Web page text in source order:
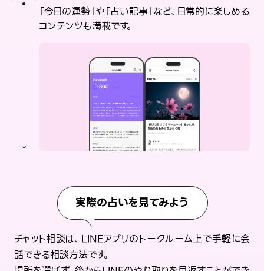
「今日の運勢」や「占い記事」など、日常的に楽しめる
コンテンツも満載です。
実際の占いを見てみよう
チャット相談は、LINEアプリのトークルーム上で手軽に会
話できる相談方法です。